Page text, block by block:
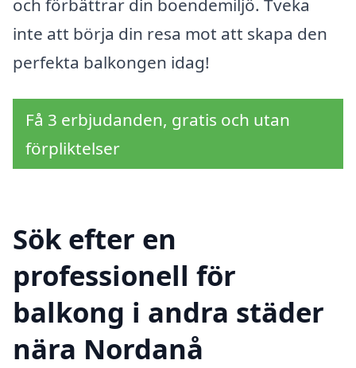
och förbättrar din boendemiljö. Tveka
inte att börja din resa mot att skapa den
perfekta balkongen idag!
Få 3 erbjudanden, gratis och utan
förpliktelser
Sök efter en
professionell för
balkong i andra städer
nära Nordanå